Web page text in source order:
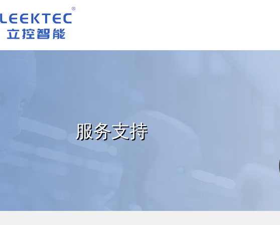
深圳市立控智能科技有限公司
服务支持